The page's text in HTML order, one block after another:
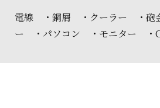
電線 ・銅屑 ・クーラー ・砲
ー ・パソコン ・モニター